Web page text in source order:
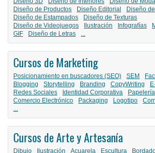
Diseño de Productos
Diseño Editorial
Diseño
Diseño de Estampados
Diseño de Texturas
Diseño de Videojuegos
Ilustración Infografías
GIF
Diseño de Letras ...
Cursos de Marketing
Posicionamiento en buscadores (SEO) SEM
Blogging
Storytelling Branding CopyWriting
Redes Sociales
Identidad Corporativa
Comercio Electrónico
Packaging Logotipo
...
Cursos de Arte y Artesanía
Dibujo Ilustración Acuarela Escultura